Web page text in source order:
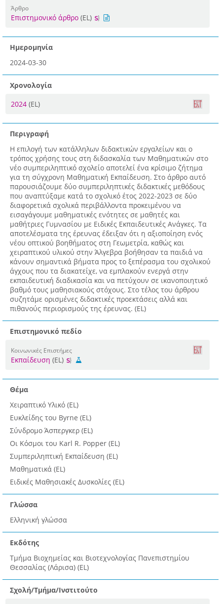
Άρθρο
Επιστημονικό άρθρο (EL)
Ημερομηνία
2024-03-30
Χρονολογία
2024 (EL)
Περιγραφή
Η επιλογή των κατάλληλων διδακτικών εργαλείων και ο
τρόπος χρήσης τους στη διδασκαλία των Μαθηματικών στο
νέο συμπεριληπτικό σχολείο αποτελεί ένα κρίσιμο ζήτημα
για τη σύγχρονη Μαθηματική Εκπαίδευση. Στο άρθρο αυτό
παρουσιάζουμε δύο συμπεριληπτικές διδακτικές μεθόδους
που αναπτύξαμε κατά το σχολικό έτος 2022-2023 σε δύο
διαφορετικά σχολικά περιβάλλοντα προκειμένου να
εισαγάγουμε μαθηματικές ενότητες σε μαθητές και
μαθήτριες Γυμνασίου με Ειδικές Εκπαιδευτικές Ανάγκες. Τα
αποτελέσματα της έρευνας έδειξαν ότι η αξιοποίηση ενός
νέου οπτικού βοηθήματος στη Γεωμετρία, καθώς και
χειραπτικού υλικού στην Άλγεβρα βοήθησαν τα παιδιά να
κάνουν σημαντικά βήματα προς το ξεπέρασμα του σχολικού
άγχους που τα διακατείχε, να εμπλακούν ενεργά στην
εκπαιδευτική διαδικασία και να πετύχουν σε ικανοποιητικό
βαθμό τους μαθησιακούς στόχους. Στο τέλος του άρθρου
συζητάμε ορισμένες διδακτικές προεκτάσεις αλλά και
πιθανούς περιορισμούς της έρευνας. (EL)
Επιστημονικό πεδίο
Κοινωνικές Επιστήμες
Εκπαίδευση (EL)
Θέμα
Χειραπτικό Υλικό (EL)
Ευκλείδης του Byrne (EL)
Σύνδρομο Άσπεργκερ (EL)
Οι Κόσμοι του Karl R. Popper (EL)
Συμπεριληπτική Εκπαίδευση (EL)
Μαθηματικά (EL)
Ειδικές Μαθησιακές Δυσκολίες (EL)
Γλώσσα
Ελληνική γλώσσα
Εκδότης
Τμήμα Βιοχημείας και Βιοτεχνολογίας Πανεπιστημίου
Θεσσαλίας (Λάρισα) (EL)
Σχολή/Τμήμα/Ινστιτούτο